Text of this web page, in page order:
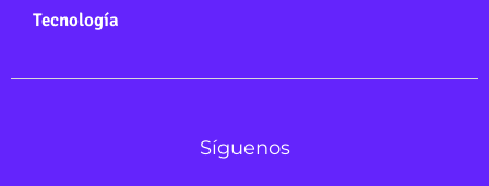
Tecnología
Síguenos